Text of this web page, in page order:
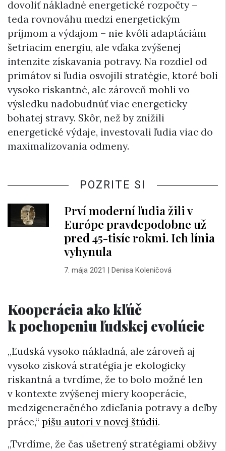
dovoliť nákladné energetické rozpočty –
teda rovnováhu medzi energetickým
príjmom a výdajom – nie kvôli adaptáciám
šetriacim energiu, ale vďaka zvýšenej
intenzite získavania potravy. Na rozdiel od
primátov si ľudia osvojili stratégie, ktoré boli
vysoko riskantné, ale zároveň mohli vo
výsledku nadobudnúť viac energeticky
bohatej stravy. Skôr, než by znížili
energetické výdaje, investovali ľudia viac do
maximalizovania odmeny.
POZRITE SI
Prví moderní ľudia žili v
Európe pravdepodobne už
pred 45-tisíc rokmi. Ich línia
vyhynula
7. mája 2021 Denisa Koleničová
Kooperácia ako kľúč
k pochopeniu ľudskej evolúcie
„Ľudská vysoko nákladná, ale zároveň aj
vysoko zisková stratégia je ekologicky
riskantná a tvrdíme, že to bolo možné len
v kontexte zvýšenej miery kooperácie,
medzigeneračného zdieľania potravy a deľby
práce,“ píšu autori v novej štúdii.
„Tvrdíme, že čas ušetrený stratégiami obživy